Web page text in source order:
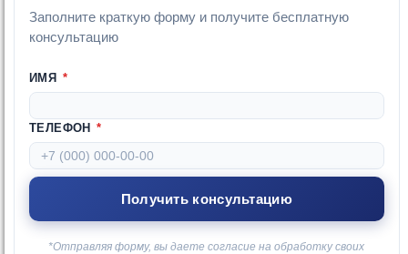
Заполните краткую форму и получите бесплатную
консультацию
ИМЯ *
ТЕЛЕФОН *
*Отправляя форму, вы даете согласие на обработку своих